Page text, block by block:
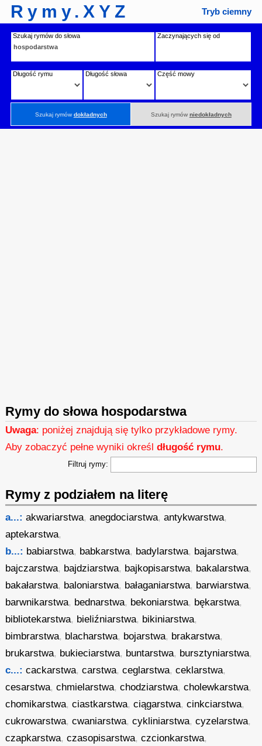
Rymy.XYZ Tryb ciemny
Szukaj rymów do słowa Zaczynających się od
Długość rymu Długość słowa Część mowy
Szukaj rymówdokładnych Szukaj rymów niedokładnych
Rymy do słowa hospodarstwa
Uwaga: poniżej znajdują się tylko przykładowe rymy.
Aby zobaczyć pełne wyniki określdługość rymu.
Filtruj rymy:
Rymy z podziałem na literę
a...: akwariarstwa,anegdociarstwa,antykwarstwa,
aptekarstwa,
b...: babiarstwa, babkarstwa, badylarstwa, bajarstwa,
bajczarstwa, bajdziarstwa, bajkopisarstwa, bakalarstwa,
bakałarstwa, baloniarstwa, bałaganiarstwa, barwiarstwa,
barwnikarstwa, bednarstwa, bekoniarstwa, bękarstwa,
bibliotekarstwa, bieliźniarstwa, bikiniarstwa,
bimbrarstwa, blacharstwa, bojarstwa, brakarstwa,
brukarstwa, bukieciarstwa, buntarstwa, bursztyniarstwa,
c...: cackarstwa,carstwa,ceglarstwa,ceklarstwa,
cesarstwa,chmielarstwa,chodziarstwa,cholewkarstwa,
chomikarstwa,ciastkarstwa,ciągarstwa,cinkciarstwa,
cukrowarstwa,cwaniarstwa,cykliniarstwa,cyzelarstwa,
czapkarstwa,czasopisarstwa,czcionkarstwa,